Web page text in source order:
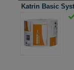
Katrin Basic